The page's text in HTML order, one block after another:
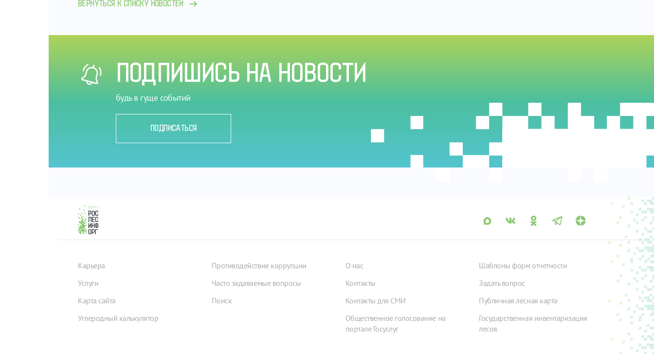
ВЕРНУТЬСЯ К СПИСКУ НОВОСТЕЙ
ПОДПИШИСЬ НА НОВОСТИ
будь в гуще событий
ПОДПИСАТЬСЯ
Карьера
Услуги
Карта сайта
Углеродный калькулятор
Противодействие коррупции
Часто задаваемые вопросы
Поиск
О нас
Контакты
Контакты для СМИ
Общественное голосование на
портале Госуслуг
Шаблоны форм отчетности
Задать вопрос
Публичная лесная карта
Государственная инвентаризация
лесов